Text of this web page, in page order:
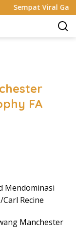
Viral Gaya ASI
FA
Mendominasi
Carl Recine
Manchester